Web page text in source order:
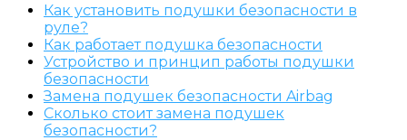
Как установить подушки безопасности в
руле?
Как работает подушка безопасности
Устройство и принцип работы подушки
безопасности
Замена подушек безопасности Airbag
Сколько стоит замена подушек
безопасности?